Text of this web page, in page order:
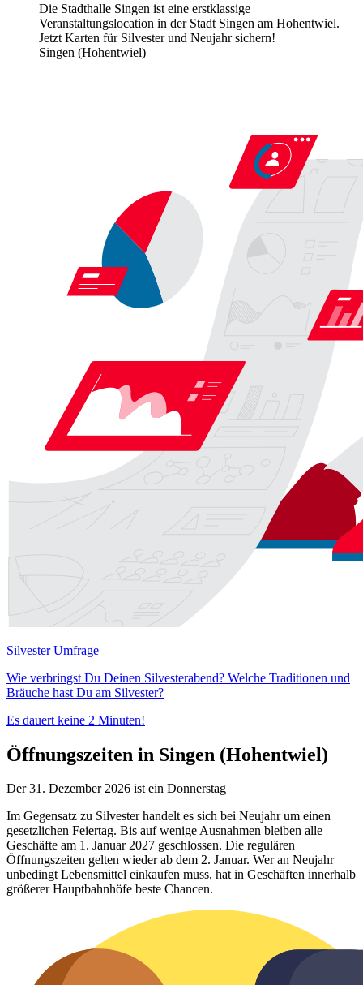
Die Stadthalle Singen ist eine erstklassige
Veranstaltungslocation in der Stadt Singen am Hohentwiel.
Jetzt Karten für Silvester und Neujahr sichern!
Singen (Hohentwiel)
Silvester Umfrage
Wie verbringst Du Deinen Silvesterabend? Welche Traditionen und
Bräuche hast Du am Silvester?
Es dauert keine 2 Minuten!
Öffnungszeiten in Singen (Hohentwiel)
Der 31. Dezember 2026 ist ein Donnerstag
Im Gegensatz zu Silvester handelt es sich bei Neujahr um einen
gesetzlichen Feiertag. Bis auf wenige Ausnahmen bleiben alle
Geschäfte am 1. Januar 2027 geschlossen. Die regulären
Öffnungszeiten gelten wieder ab dem 2. Januar. Wer an Neujahr
unbedingt Lebensmittel einkaufen muss, hat in Geschäften innerhalb
größerer Hauptbahnhöfe beste Chancen.